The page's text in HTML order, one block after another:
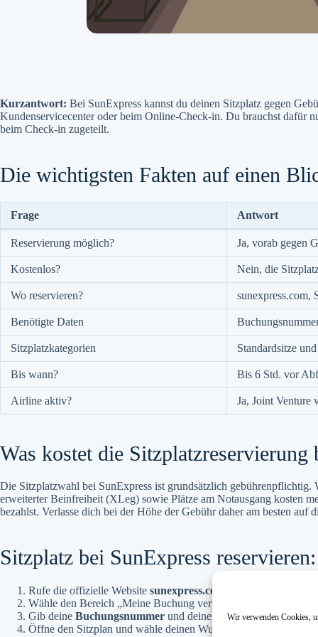
Wir verwenden Cookies,
Kurzantwort: Bei SunExpress kannst du deinen Sitzplatz gegen
Kundenservicecenter oder beim Online-Check-in. Du brauchst dafür
beim Check-in zugeteilt.
Die wichtigsten Fakten auf einen
Frage Antwort
Reservierung möglich? Ja, vorab gegen
Kostenlos? Nein, die
Wo reservieren? sunexpress.com,
Benötigte Daten
Sitzplatzkategorien Standardsitze
Bis wann? Bis 6 Std. vor
Airline aktiv? Ja, Joint Venture
Was kostet die Sitzplatzreservierung
Die Sitzplatzwahl bei SunExpress ist grundsätzlich gebührenpflichtig.
erweiterter Beinfreiheit (XLeg) sowie Plätze am Notausgang kosten
bezahlst. Verlasse dich bei der Höhe der Gebühr daher am besten
Sitzplatz bei SunExpress
Rufe die offizielle Website sunexpress.com
Wähle den Bereich „Meine Buchung verwalten“
Gib deine Buchungsnummer und deinen Nachnamenein, um
Öffne den Sitzplan und wähle deinen Wunschplatz (Standard